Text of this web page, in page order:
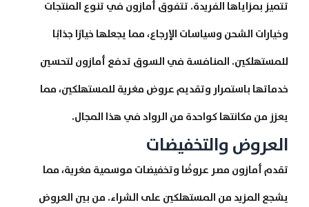
تتميز بمزاياها الفريدة. تتفوق أمازون في تنوع المنتجات
وخيارات الشحن وسياسات الإرجاع، مما يجعلها خيارًا جذابًا
للمستهلكين. المنافسة في السوق تدفع أمازون لتحسين
خدماتها باستمرار وتقديم عروض مغرية للمستهلكين، مما
يعزز من مكانتها كواحدة من الرواد في هذا المجال.
العروض والتخفيضات
تقدم أمازون مصر عروضًا وتخفيضات موسمية مغرية، مما
يشجع المزيد من المستهلكين على الشراء. من بين العروض